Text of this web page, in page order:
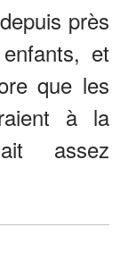
près
et
que les
à la
assez